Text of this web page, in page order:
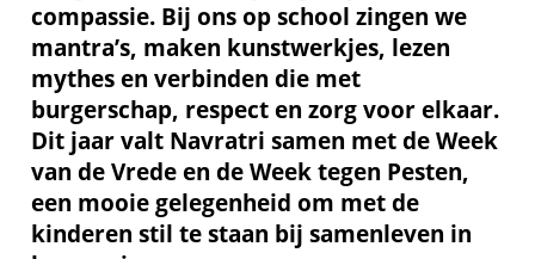
compassie. Bij ons op school zingen we
mantra’s, maken kunstwerkjes, lezen
mythes en verbinden die met
burgerschap, respect en zorg voor elkaar.
Dit jaar valt Navratri samen met de Week
van de Vrede en de Week tegen Pesten,
een mooie gelegenheid om met de
kinderen stil te staan bij samenleven in